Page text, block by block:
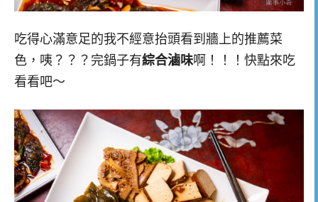
吃得心滿意足的我不經意抬頭看到牆上的推薦菜
色，咦？？？完鍋子有綜合滷味啊！！！快點來吃
看看吧～